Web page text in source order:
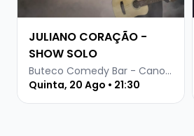
JULIANO CORAÇÃO -
SHOW SOLO
Buteco Comedy Bar - Canoas
Quinta, 20 Ago • 21:30